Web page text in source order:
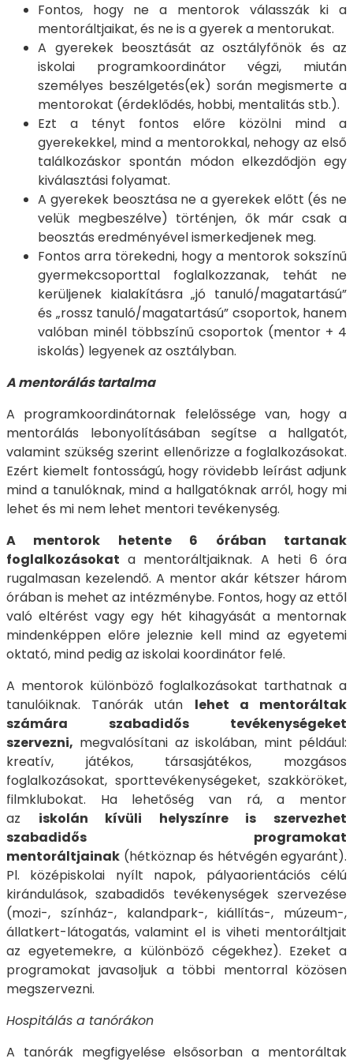
Fontos, hogy ne a mentorok válasszák ki a
mentoráltjaikat, és ne is a gyerek a mentorukat.
A gyerekek beosztását az osztályfőnök és az
iskolai programkoordinátor végzi, miután
személyes beszélgetés(ek) során megismerte a
mentorokat (érdeklődés, hobbi, mentalitás stb.).
Ezt a tényt fontos előre közölni mind a
gyerekekkel, mind a mentorokkal, nehogy az első
találkozáskor spontán módon elkezdődjön egy
kiválasztási folyamat.
A gyerekek beosztása ne a gyerekek előtt (és ne
velük megbeszélve) történjen, ők már csak a
beosztás eredményével ismerkedjenek meg.
Fontos arra törekedni, hogy a mentorok sokszínű
gyermekcsoporttal foglalkozzanak, tehát ne
kerüljenek kialakításra „jó tanuló/magatartású”
és „rossz tanuló/magatartású” csoportok, hanem
valóban minél többszínű csoportok (mentor + 4
iskolás) legyenek az osztályban.
A mentorálás tartalma
A programkoordinátornak felelőssége van, hogy a
mentorálás lebonyolításában segítse a hallgatót,
valamint szükség szerint ellenőrizze a foglalkozásokat.
Ezért kiemelt fontosságú, hogy rövidebb leírást adjunk
mind a tanulóknak, mind a hallgatóknak arról, hogy mi
lehet és mi nem lehet mentori tevékenység.
A mentorok hetente 6 órában tartanak
foglalkozásokat a mentoráltjaiknak. A heti 6 óra
rugalmasan kezelendő. A mentor akár kétszer három
órában is mehet az intézménybe. Fontos, hogy az ettől
való eltérést vagy egy hét kihagyását a mentornak
mindenképpen előre jeleznie kell mind az egyetemi
oktató, mind pedig az iskolai koordinátor felé.
A mentorok különböző foglalkozásokat tarthatnak a
tanulóiknak. Tanórák után lehet a mentoráltak
számára szabadidős tevékenységeket
szervezni, megvalósítani az iskolában, mint például:
kreatív, játékos, társasjátékos, mozgásos
foglalkozásokat, sporttevékenységeket, szakköröket,
filmklubokat. Ha lehetőség van rá, a mentor
az iskolán kívüli helyszínre is szervezhet
szabadidős programokat
mentoráltjainak (hétköznap és hétvégén egyaránt).
Pl. középiskolai nyílt napok, pályaorientációs célú
kirándulások, szabadidős tevékenységek szervezése
(mozi-, színház-, kalandpark-, kiállítás-, múzeum-,
állatkert-látogatás, valamint el is viheti mentoráltjait
az egyetemekre, a különböző cégekhez). Ezeket a
programokat javasoljuk a többi mentorral közösen
megszervezni.
Hospitálás a tanórákon
A tanórák megfigyelése elsősorban a mentoráltak